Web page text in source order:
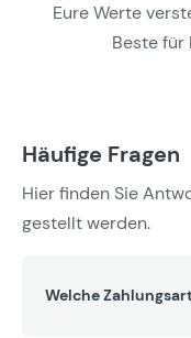
Eure Werte
Beste für
Häufige Fragen
Hier finden Sie
gestellt werden.
Welche